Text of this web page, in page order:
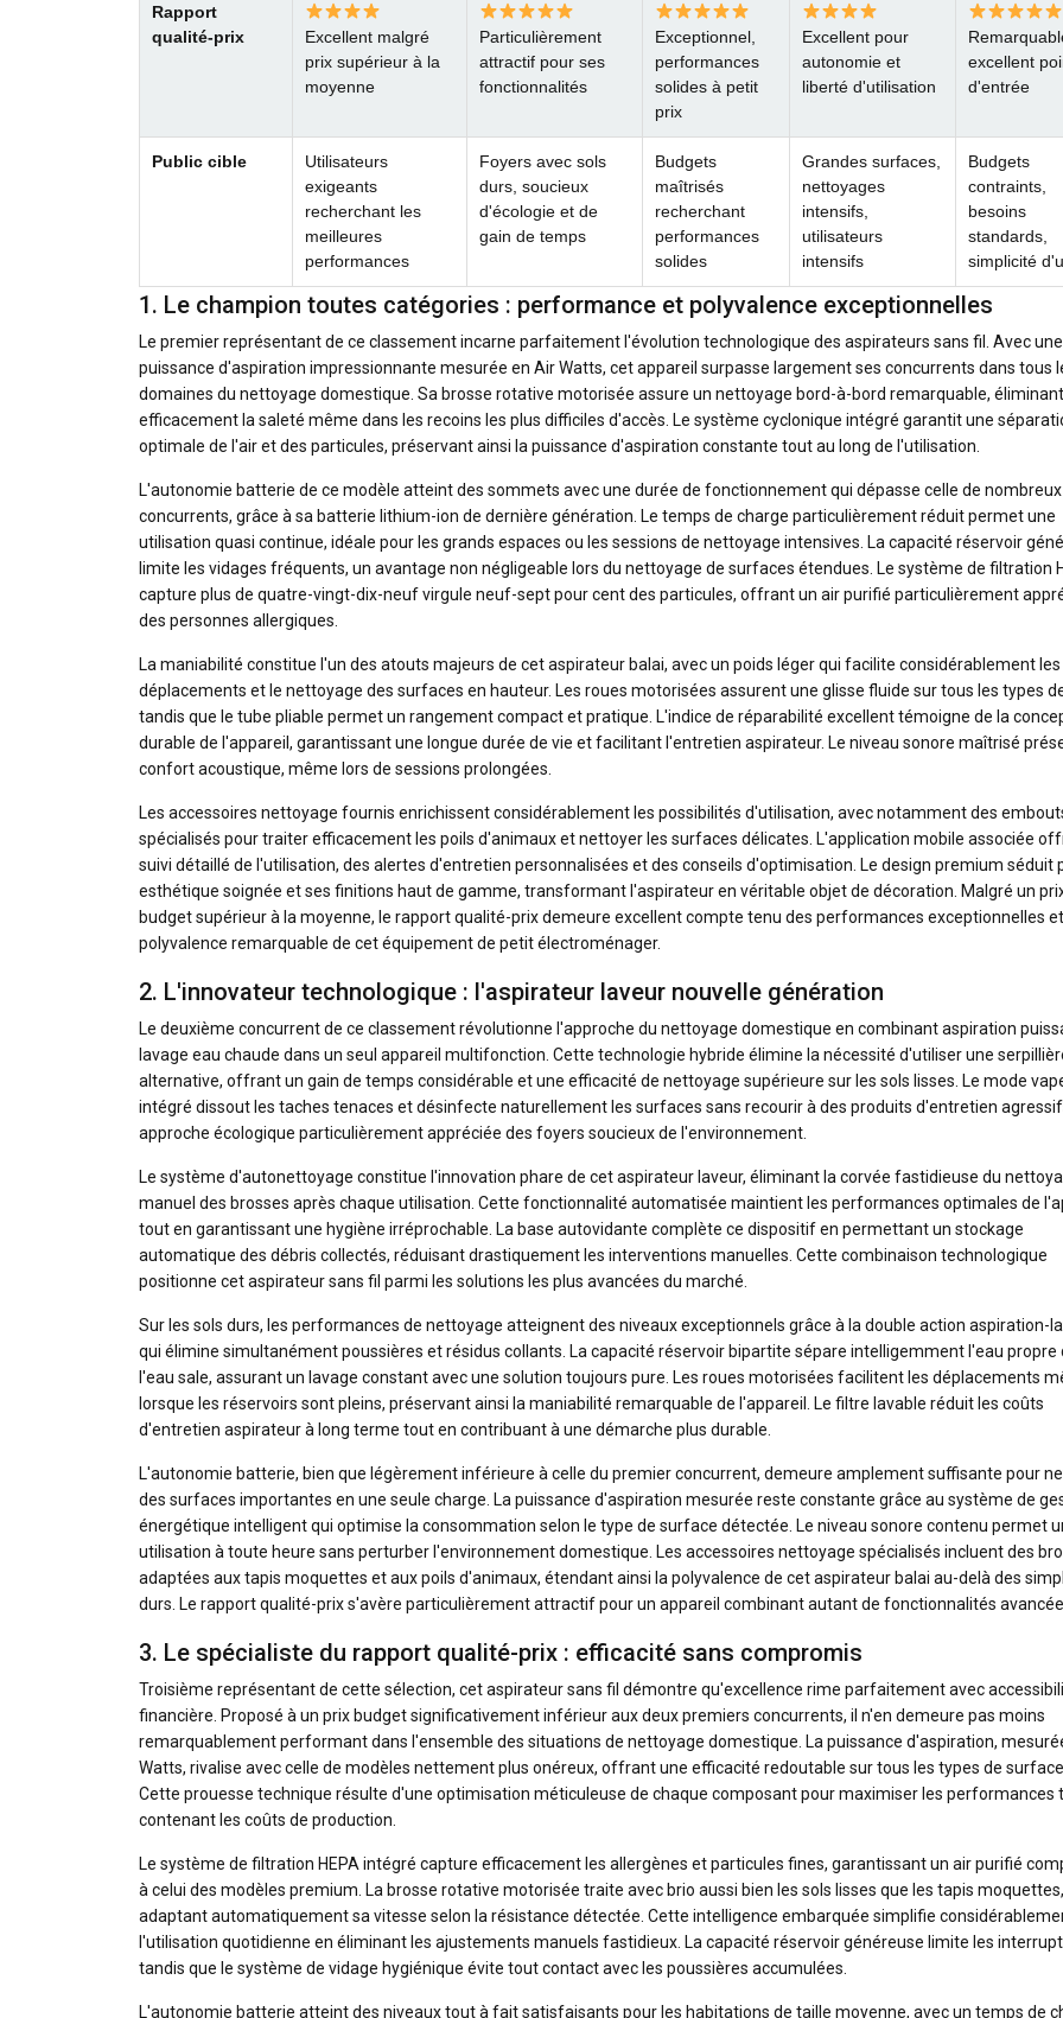
Rapport
qualité-prix
Excellent malgré
prix supérieur à la
moyenne
Particulièrement
attractif pour ses
fonctionnalités
Exceptionnel,
performances
solides à petit
prix
Excellent pour
autonomie et
liberté d'utilisation
excellent
d'entrée
Public cible
Utilisateurs
exigeants
recherchant les
meilleures
performances
Foyers avec sols
durs, soucieux
d'écologie et de
gain de temps
Budgets
maîtrisés
recherchant
performances
solides
Grandes surfaces,
nettoyages
intensifs,
utilisateurs
intensifs
Budgets
contraints,
besoins
standards,
simplicité
1. Le champion toutes catégories : performance et polyvalence exceptionnelles
Le premier représentant de ce classement incarne parfaitement l'évolution technologique des aspirateurs sans fil. Avec une
puissance d'aspiration impressionnante mesurée en Air Watts, cet appareil surpasse largement ses concurrents dans tous
domaines du nettoyage domestique. Sa brosse rotative motorisée assure un nettoyage bord-à-bord remarquable, éliminant
efficacement la saleté même dans les recoins les plus difficiles d'accès. Le système cyclonique intégré garantit une
optimale de l'air et des particules, préservant ainsi la puissance d'aspiration constante tout au long de l'utilisation.
L'autonomie batterie de ce modèle atteint des sommets avec une durée de fonctionnement qui dépasse celle de nombreux
concurrents, grâce à sa batterie lithium-ion de dernière génération. Le temps de charge particulièrement réduit permet une
utilisation quasi continue, idéale pour les grands espaces ou les sessions de nettoyage intensives. La capacité réservoir
limite les vidages fréquents, un avantage non négligeable lors du nettoyage de surfaces étendues. Le système de filtration
capture plus de quatre-vingt-dix-neuf virgule neuf-sept pour cent des particules, offrant un air purifié particulièrement
des personnes allergiques.
La maniabilité constitue l'un des atouts majeurs de cet aspirateur balai, avec un poids léger qui facilite considérablement les
déplacements et le nettoyage des surfaces en hauteur. Les roues motorisées assurent une glisse fluide sur tous les types
tandis que le tube pliable permet un rangement compact et pratique. L'indice de réparabilité excellent témoigne de la
durable de l'appareil, garantissant une longue durée de vie et facilitant l'entretien aspirateur. Le niveau sonore maîtrisé
confort acoustique, même lors de sessions prolongées.
Les accessoires nettoyage fournis enrichissent considérablement les possibilités d'utilisation, avec notamment des
spécialisés pour traiter efficacement les poils d'animaux et nettoyer les surfaces délicates. L'application mobile associée
suivi détaillé de l'utilisation, des alertes d'entretien personnalisées et des conseils d'optimisation. Le design premium séduit
esthétique soignée et ses finitions haut de gamme, transformant l'aspirateur en véritable objet de décoration. Malgré un
budget supérieur à la moyenne, le rapport qualité-prix demeure excellent compte tenu des performances exceptionnelles
polyvalence remarquable de cet équipement de petit électroménager.
2. L'innovateur technologique : l'aspirateur laveur nouvelle génération
Le deuxième concurrent de ce classement révolutionne l'approche du nettoyage domestique en combinant aspiration
lavage eau chaude dans un seul appareil multifonction. Cette technologie hybride élimine la nécessité d'utiliser une
alternative, offrant un gain de temps considérable et une efficacité de nettoyage supérieure sur les sols lisses. Le mode
intégré dissout les taches tenaces et désinfecte naturellement les surfaces sans recourir à des produits d'entretien
approche écologique particulièrement appréciée des foyers soucieux de l'environnement.
Le système d'autonettoyage constitue l'innovation phare de cet aspirateur laveur, éliminant la corvée fastidieuse du
manuel des brosses après chaque utilisation. Cette fonctionnalité automatisée maintient les performances optimales de
tout en garantissant une hygiène irréprochable. La base autovidante complète ce dispositif en permettant un stockage
automatique des débris collectés, réduisant drastiquement les interventions manuelles. Cette combinaison technologique
positionne cet aspirateur sans fil parmi les solutions les plus avancées du marché.
Sur les sols durs, les performances de nettoyage atteignent des niveaux exceptionnels grâce à la double action aspiration-
qui élimine simultanément poussières et résidus collants. La capacité réservoir bipartite sépare intelligemment l'eau propre
l'eau sale, assurant un lavage constant avec une solution toujours pure. Les roues motorisées facilitent les déplacements
lorsque les réservoirs sont pleins, préservant ainsi la maniabilité remarquable de l'appareil. Le filtre lavable réduit les coûts
d'entretien aspirateur à long terme tout en contribuant à une démarche plus durable.
L'autonomie batterie, bien que légèrement inférieure à celle du premier concurrent, demeure amplement suffisante pour
des surfaces importantes en une seule charge. La puissance d'aspiration mesurée reste constante grâce au système de
énergétique intelligent qui optimise la consommation selon le type de surface détectée. Le niveau sonore contenu permet
utilisation à toute heure sans perturber l'environnement domestique. Les accessoires nettoyage spécialisés incluent des
adaptées aux tapis moquettes et aux poils d'animaux, étendant ainsi la polyvalence de cet aspirateur balai au-delà des
durs. Le rapport qualité-prix s'avère particulièrement attractif pour un appareil combinant autant de fonctionnalités
3. Le spécialiste du rapport qualité-prix : efficacité sans compromis
Troisième représentant de cette sélection, cet aspirateur sans fil démontre qu'excellence rime parfaitement avec
financière. Proposé à un prix budget significativement inférieur aux deux premiers concurrents, il n'en demeure pas moins
remarquablement performant dans l'ensemble des situations de nettoyage domestique. La puissance d'aspiration,
Watts, rivalise avec celle de modèles nettement plus onéreux, offrant une efficacité redoutable sur tous les types de
Cette prouesse technique résulte d'une optimisation méticuleuse de chaque composant pour maximiser les performances
contenant les coûts de production.
Le système de filtration HEPA intégré capture efficacement les allergènes et particules fines, garantissant un air purifié
à celui des modèles premium. La brosse rotative motorisée traite avec brio aussi bien les sols lisses que les tapis moquettes,
adaptant automatiquement sa vitesse selon la résistance détectée. Cette intelligence embarquée simplifie
l'utilisation quotidienne en éliminant les ajustements manuels fastidieux. La capacité réservoir généreuse limite les
tandis que le système de vidage hygiénique évite tout contact avec les poussières accumulées.
L'autonomie batterie atteint des niveaux tout à fait satisfaisants pour les habitations de taille moyenne, avec un temps de